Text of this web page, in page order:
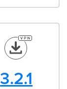
3.2.1